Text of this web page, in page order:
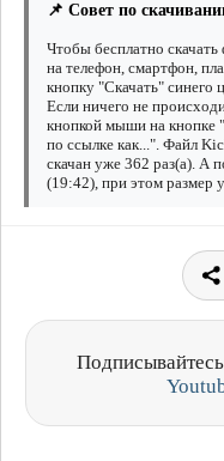
📌 Совет по
Чтобы бесплатно
на телефон, смартфон,
кнопку "Скачать" синего
Если ничего не
кнопкой мыши на кнопке
по ссылке как...". Файл
скачан уже 362 раз(а). А
(19:42), при этом размер